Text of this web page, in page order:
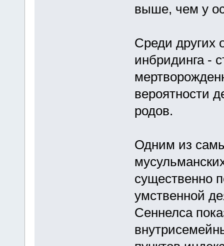
выше, чем у
Среди других
инбридинга -
вероятности
родов.
Одним из
существенно
умственной
Сеннелса